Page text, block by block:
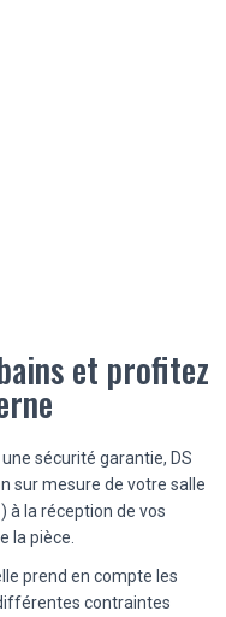
et profitez
sécurité garantie, DS
sur mesure de votre salle
à la réception de vos
la pièce.
prend en compte les
contraintes